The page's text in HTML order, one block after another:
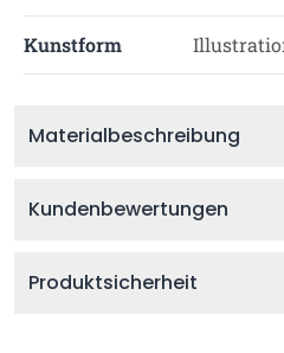
Kunstform
Materialbeschreibung
Kundenbewertungen
Produktsicherheit